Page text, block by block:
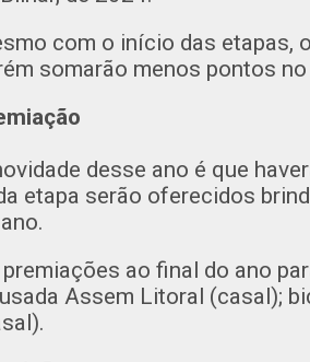
com o início das etapas,
somarão menos pontos
desse ano é que
etapa serão oferecidos
ao final do ano
Assem Litoral (casal);